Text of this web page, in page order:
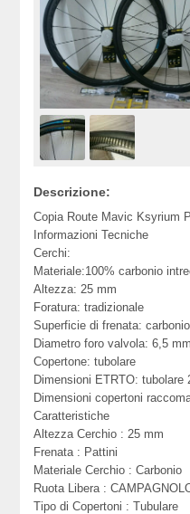
Descrizione:
Copia Route Mavic Ksyrium
Informazioni Tecniche
Cerchi:
Materiale:100% carbonio
Altezza: 25 mm
Foratura: tradizionale
Superficie di frenata:
Diametro foro valvola: 6,5 mm
Copertone: tubolare
Dimensioni ETRTO: tubolare
Dimensioni copertoni
Caratteristiche
Altezza Cerchio : 25 mm
Frenata : Pattini
Materiale Cerchio : Carbonio
Ruota Libera :
Tipo di Copertoni : Tubulare